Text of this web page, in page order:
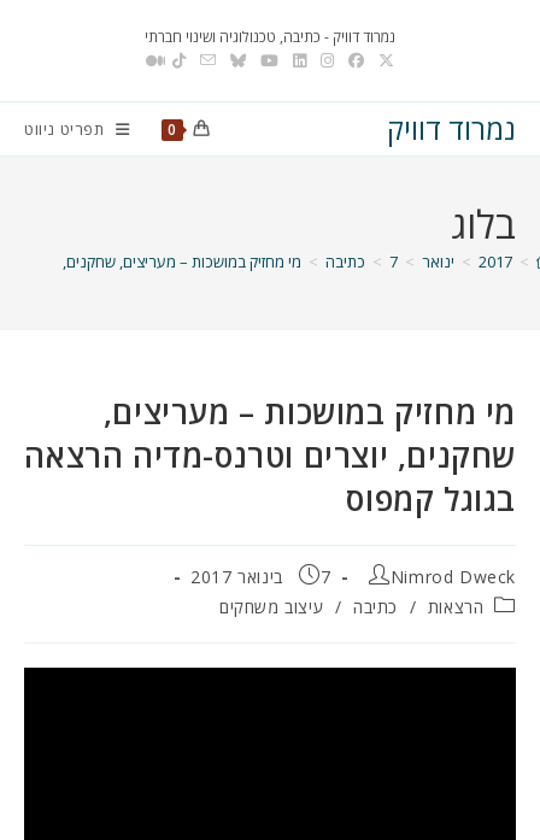
נמרוד דוויק - כתיבה, טכנולוגיה ושינוי חברתי
נמרוד דוויק 0 תפריט ניווט
בלוג
>
2017
> ינואר >
7
> כתיבה > מי מחזיק במושכות – מעריצים, שחקנים, יוצרים
מי מחזיק במושכות – מעריצים,
שחקנים, יוצרים וטרנס-מדיה הרצאה
בגוגל קמפוס
מחבר:
Nimrod Dweck פורסם:
7 בינואר 2017
קטגוריה:הרצאות / כתיבה / עיצוב משחקים